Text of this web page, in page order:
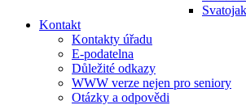
Kontakt
Kontakty úřadu
E-podatelna
Důležité odkazy
WWW verze nejen pro seniory
Otázky a odpovědi